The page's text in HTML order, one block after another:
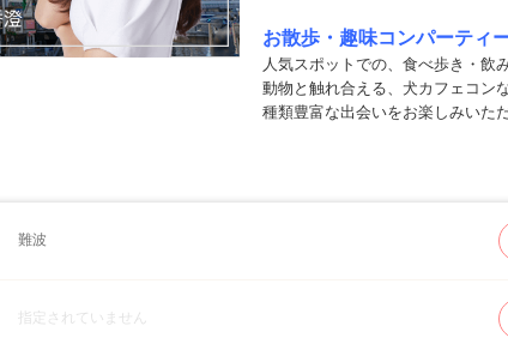
お散歩・趣味コンパーティ
人気スポットでの、食べ歩き・飲
動物と触れ合える、犬カフェコン
種類豊富な出会いをお楽しみいた
難波
指定されていません